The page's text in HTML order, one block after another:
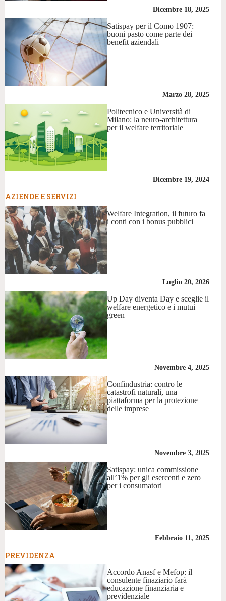
Dicembre 18, 2025
Satispay per il Como 1907:
buoni pasto come parte dei
benefit aziendali
Marzo 28, 2025
Politecnico e Università di
Milano: la neuro-architettura
per il welfare territoriale
Dicembre 19, 2024
AZIENDE E SERVIZI
Welfare Integration, il futuro fa
i conti con i bonus pubblici
Luglio 20, 2026
Up Day diventa Day e sceglie il
welfare energetico e i mutui
green
Novembre 4, 2025
Confindustria: contro le
catastrofi naturali, una
piattaforma per la protezione
delle imprese
Novembre 3, 2025
Satispay: unica commissione
all’1% per gli esercenti e zero
per i consumatori
Febbraio 11, 2025
PREVIDENZA
Accordo Anasf e Mefop: il
consulente finaziario farà
educazione finanziaria e
previdenziale